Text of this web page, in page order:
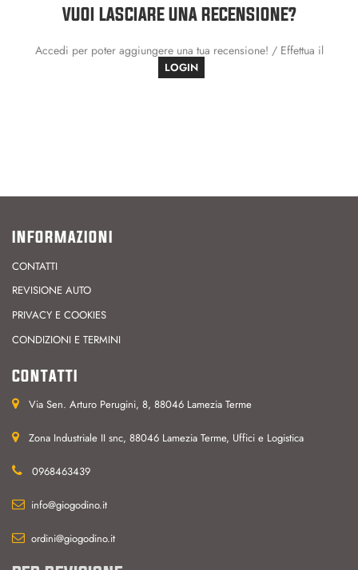
VUOI LASCIARE UNA RECENSIONE?
Accedi per poter aggiungere una tua recensione! / Effettua il
LOGIN
INFORMAZIONI
CONTATTI
REVISIONE AUTO
PRIVACY E COOKIES
CONDIZIONI E TERMINI
CONTATTI
Via Sen. Arturo Perugini, 8, 88046 Lamezia Terme
Zona Industriale II snc, 88046 Lamezia Terme, Uffici e Logistica
0968463439
info@giogodino.it
ordini@giogodino.it